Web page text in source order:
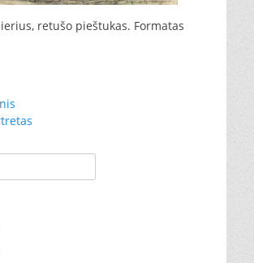
retušo pieštukas. Formatas